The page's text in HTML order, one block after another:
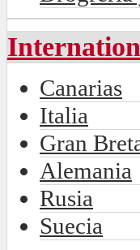
Canarias
Italia
Gran
Alemania
Rusia
Suecia